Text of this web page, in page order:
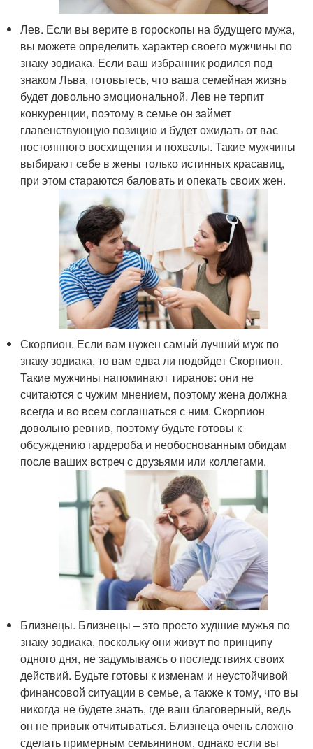
Лев. Если вы верите в гороскопы на будущего мужа,
вы можете определить характер своего мужчины по
знаку зодиака. Если ваш избранник родился под
знаком Льва, готовьтесь, что ваша семейная жизнь
будет довольно эмоциональной. Лев не терпит
конкуренции, поэтому в семье он займет
главенствующую позицию и будет ожидать от вас
постоянного восхищения и похвалы. Такие мужчины
выбирают себе в жены только истинных красавиц,
при этом стараются баловать и опекать своих жен.
Скорпион. Если вам нужен самый лучший муж по
знаку зодиака, то вам едва ли подойдет Скорпион.
Такие мужчины напоминают тиранов: они не
считаются с чужим мнением, поэтому жена должна
всегда и во всем соглашаться с ним. Скорпион
довольно ревнив, поэтому будьте готовы к
обсуждению гардероба и необоснованным обидам
после ваших встреч с друзьями или коллегами.
Близнецы. Близнецы – это просто худшие мужья по
знаку зодиака, поскольку они живут по принципу
одного дня, не задумываясь о последствиях своих
действий. Будьте готовы к изменам и неустойчивой
финансовой ситуации в семье, а также к тому, что вы
никогда не будете знать, где ваш благоверный, ведь
он не привык отчитываться. Близнеца очень сложно
сделать примерным семьянином, однако если вы